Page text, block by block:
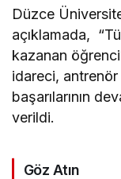
Düzce
açıklamada,
kazanan
idareci, antrenör
başarılarının
verildi.
Göz Atın